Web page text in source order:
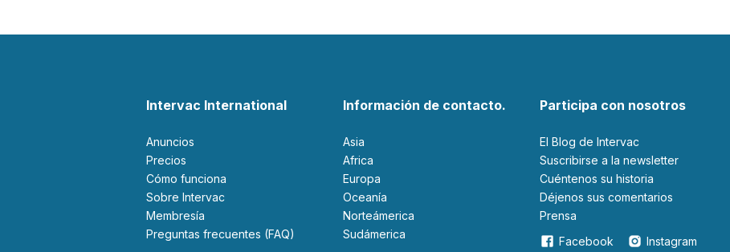
Intervac International
Anuncios
Precios
Cómo funciona
Sobre Intervac
Membresía
Preguntas frecuentes (FAQ)
Información de contacto.
Asia
Africa
Europa
Oceanía
Norteámerica
Sudámerica
Participa con nosotros
El Blog de Intervac
Suscribirse a la newsletter
Cuéntenos su historia
Déjenos sus comentarios
Prensa
Facebook
Instagram